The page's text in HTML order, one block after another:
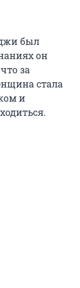
был
он
за
стала
и